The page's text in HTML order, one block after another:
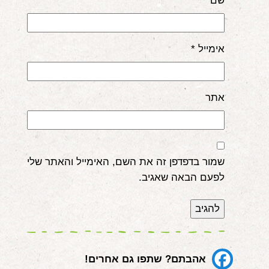
אימייל *
אתר
שמור בדפדפן זה את השם, האימייל והאתר שלי
לפעם הבאה שאגיב.
אהבתם? שתפו גם אחרים!